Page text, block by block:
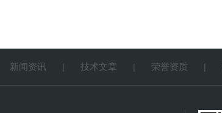
新闻资讯 | 技术文章 | 荣誉资质 |